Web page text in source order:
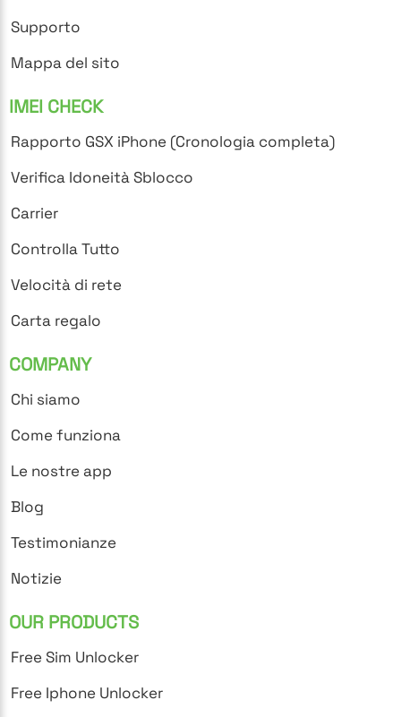
Supporto
Mappa del sito
IMEI CHECK
Rapporto GSX iPhone (Cronologia completa)
Verifica Idoneità Sblocco
Carrier
Controlla Tutto
Velocità di rete
Carta regalo
COMPANY
Chi siamo
Come funziona
Le nostre app
Blog
Testimonianze
Notizie
OUR PRODUCTS
Free Sim Unlocker
Free Iphone Unlocker